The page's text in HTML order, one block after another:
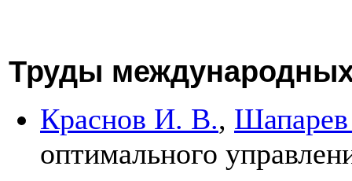
Труды
Краснов И. В.,
оптимального